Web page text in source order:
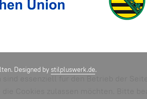
Designed by stilpluswerk.de.